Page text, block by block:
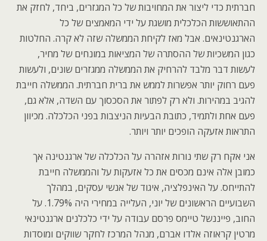
חברתית כדי ליצור את המחויבות של כל המגזרים, ביחד, לחזק את
ההתאוששות הכלכלית מושגת על ידי המאמצים של כל
הארגנטינאים. אבל מאז לקיחת הממשלה שזה לא קרה. החלטות
כגון המשכיות של ההסתרה של המציאות במונחים של מחיר,
לעשות דבר מלבד להרחיק את הממשלה ממגזרים שונים, ולעשות
פעם רחוק יותר אפשרות לממש את ברית חברתית. הממשלה חייבת
להגיב במהירות. ולא רק לפתור את הסכסוך עם השדה, אלא גם,
פעם אחת ולתמיד, כתובת הבעיות הניצבות בפני הכלכלה. מכיוון
התראות אזעקה הופכים יותר ויותר.
אני אקח רק שתי נורות אזהרה על הכלכלה של ארגנטינה אך
כמובן אלה אינם מכסים את כל אזעקות על והממשלה חייבת
להתייחס. על האינפלציה, איגוד של אנשי עסקים, במהלך
השבועיים הראשונים של יוני, העלייה במחירי היה 1.79%. על
החוב, פייננשל טיימס פרסם עבודה על ידי כלכלנים ארגנטינאי
מרטין קראוזה אלדו אברם, מנהל המרכז לחקר שווקים ומוסדות